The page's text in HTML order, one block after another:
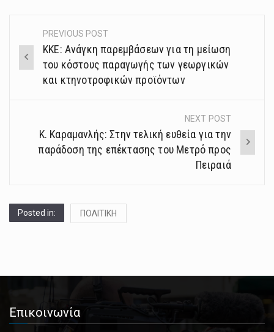
Post
navigation
PREVIOUS POST
ΚΚΕ: Ανάγκη παρεμβάσεων για τη μείωση
του κόστους παραγωγής των γεωργικών
και κτηνοτροφικών προϊόντων
NEXT POST
Κ. Καραμανλής: Στην τελική ευθεία για την
παράδοση της επέκτασης του Μετρό προς
Πειραιά
Posted in: ΠΟΛΙΤΙΚΗ
Επικοινωνία